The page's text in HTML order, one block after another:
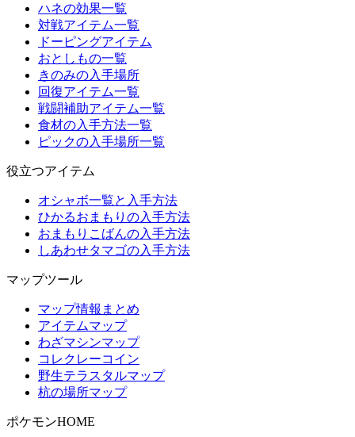
ハネの効果一覧
対戦アイテム一覧
ドーピングアイテム
おとしもの一覧
きのみの入手場所
回復アイテム一覧
戦闘補助アイテム一覧
食材の入手方法一覧
ピックの入手場所一覧
役立つアイテム
オシャボ一覧と入手方法
ひかるおまもりの入手方法
おまもりこばんの入手方法
しあわせタマゴの入手方法
マップツール
マップ情報まとめ
アイテムマップ
わざマシンマップ
コレクレーコイン
野生テラスタルマップ
杭の場所マップ
ポケモンHOME